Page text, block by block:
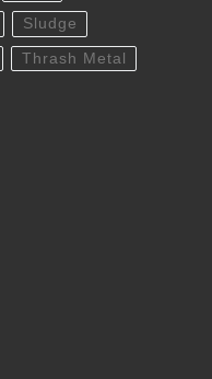
Sludge
Thrash Metal